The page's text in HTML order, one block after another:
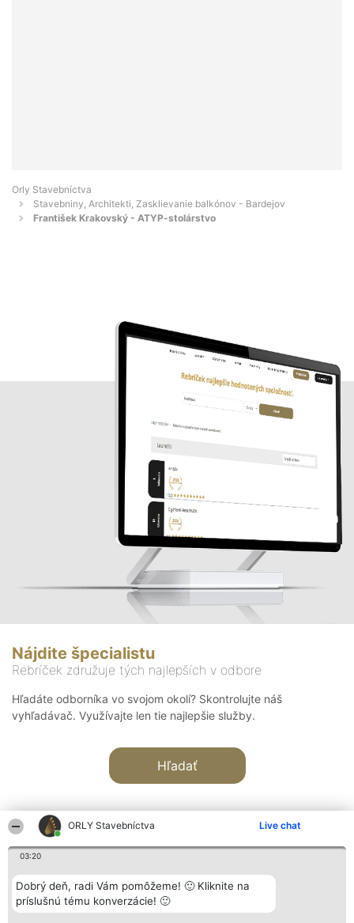
ORLY Stavebníctva Live chat
03:20
Dobrý deň, radi Vám pomôžeme! 🙂 Kliknite na
príslušnú tému konverzácie! 🙂
Orly Stavebníctva
Stavebniny, Architekti, Zasklievanie balkónov - Bardejov
František Krakovský - ATYP-stolárstvo
Nájdite špecialistu
Rebríček združuje tých najlepších v odbore
Hľadáte odborníka vo svojom okolí? Skontrolujte náš
vyhľadávač. Využívajte len tie najlepšie služby.
Hľadať
Organizátor hodnotenia
Bright Side Solutions sp. z o.
o. sp. k.
Hodnotenie
Laureáti
Lista
Kontakt
Kontakt